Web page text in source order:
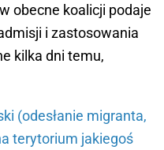
obecne koalicji podaje
i zastosowania
kilka dni temu,
(odesłanie migranta,
terytorium jakiegoś